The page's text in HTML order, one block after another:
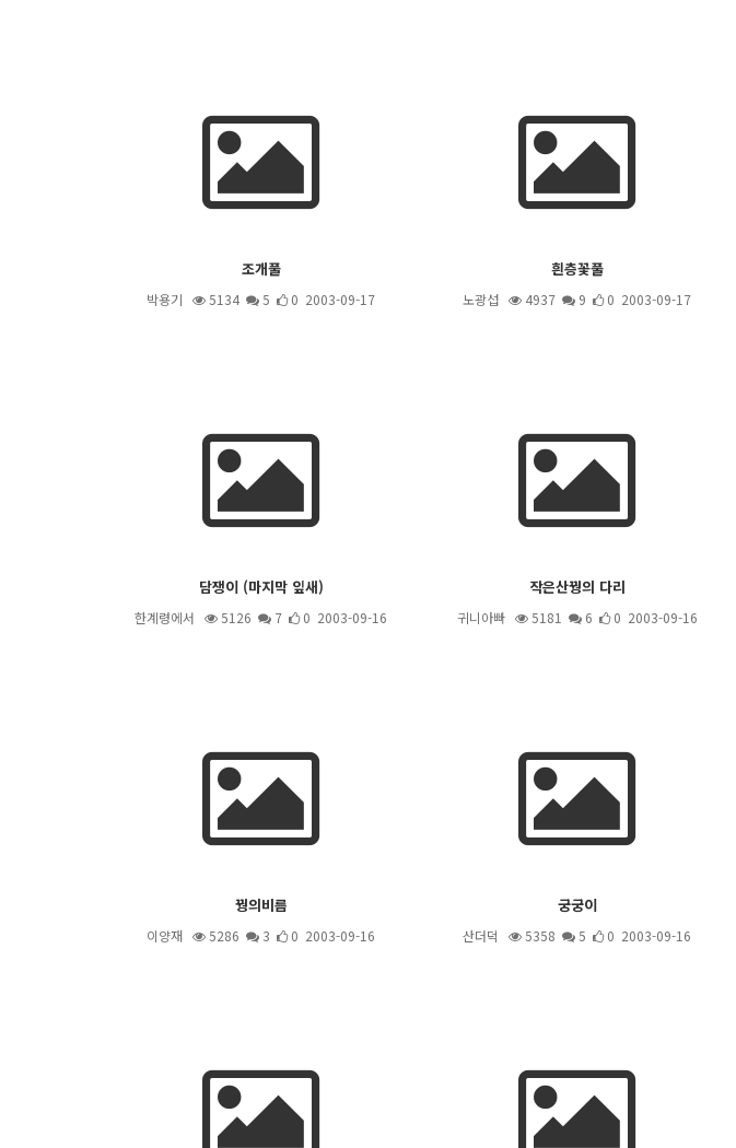
조개풀
박용기 5134 5 0 2003-09-17
흰층꽃풀
노광섭 4937 9 0 2003-09-17
담쟁이 (마지막 잎새)
한계령에서 5126 7 0 2003-09-16
작은산꿩의 다리
귀니아빠 5181 6 0 2003-09-16
꿩의비름
이양재 5286 3 0 2003-09-16
궁궁이
산더덕 5358 5 0 2003-09-16